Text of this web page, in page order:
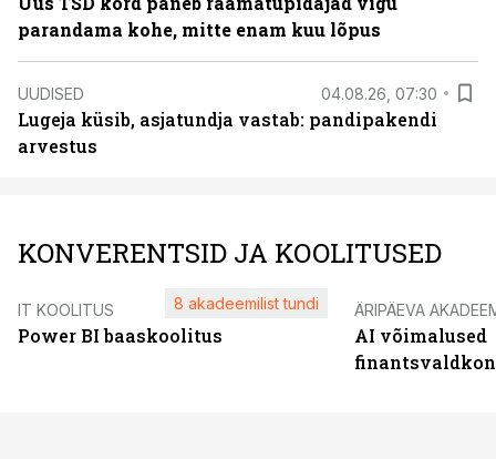
parandama kohe, mitte enam kuu lõpus
UUDISED 04.08.26, 07:30
Lugeja küsib, asjatundja vastab: pandipakendi
arvestus
KONVERENTSID JA KOOLITUSED
IT KOOLITUS
Power BI baaskoolitus
8 akadeemilist tundi ÄRIPÄEVA
AI võimalused